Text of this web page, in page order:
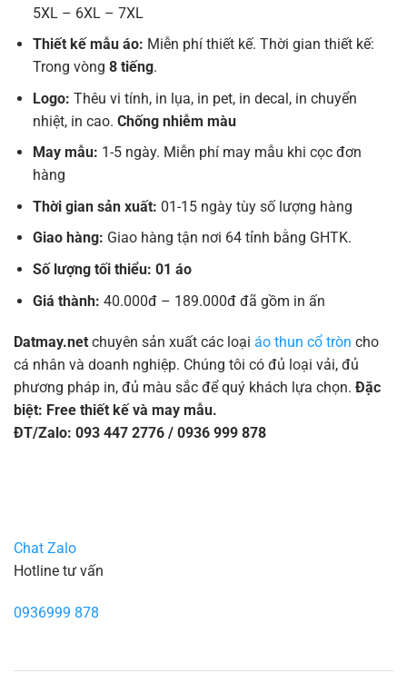
5XL – 6XL – 7XL
Thiết kế mẫu áo: Miễn phí thiết kế. Thời gian thiết kế:
Trong vòng 8 tiếng.
Logo: Thêu vi tính, in lụa, in pet, in decal, in chuyển
nhiệt, in cao. Chống nhiễm màu
May mẫu: 1-5 ngày. Miễn phí may mẫu khi cọc đơn
hàng
Thời gian sản xuất: 01-15 ngày tùy số lượng hàng
Giao hàng: Giao hàng tận nơi 64 tỉnh bằng GHTK.
Số lượng tối thiểu: 01 áo
Giá thành: 40.000đ – 189.000đ đã gồm in ấn
Datmay.net chuyên sản xuất các loại áo thun cổ tròn cho
cá nhân và doanh nghiệp. Chúng tôi có đủ loại vải, đủ
phương pháp in, đủ màu sắc để quý khách lựa chọn. Đặc
biệt: Free thiết kế và may mẫu.
ĐT/Zalo: 093 447 2776 / 0936 999 878
Chat Zalo
Hotline tư vấn
0936999 878